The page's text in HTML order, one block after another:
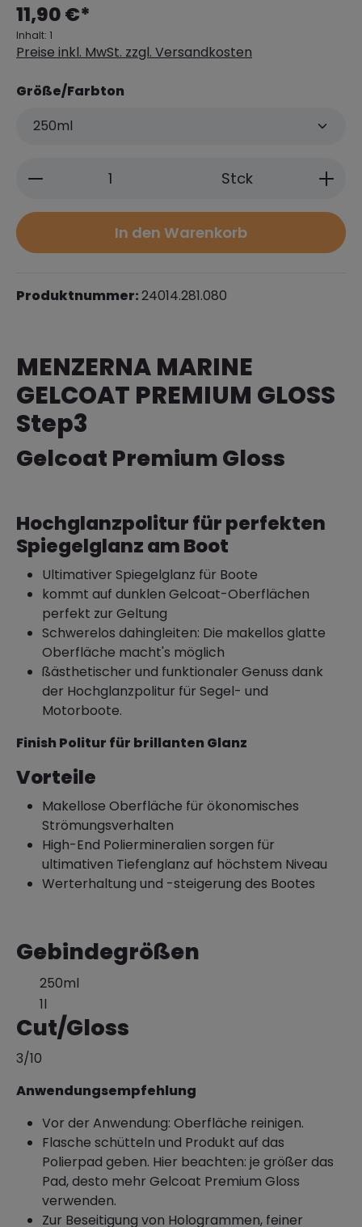
11,90 €*
Inhalt: 1
Preise inkl. MwSt. zzgl. Versandkosten
Größe/Farbton
Produkt Anzahl: Gib den
Stck
In den Warenkorb
Produktnummer:24014.281.080
MENZERNA MARINE
GELCOAT PREMIUM GLOSS
Step3
Gelcoat Premium Gloss
Hochglanzpolitur für perfekten
Spiegelglanz am Boot
Ultimativer Spiegelglanz für Boote
kommt auf dunklen Gelcoat-Oberflächen
perfekt zur Geltung
Schwerelos dahingleiten: Die makellos glatte
Oberfläche macht's möglich
ßästhetischer und funktionaler Genuss dank
der Hochglanzpolitur für Segel- und
Motorboote.
Finish Politur für brillanten Glanz
Vorteile
Makellose Oberfläche für ökonomisches
Strömungsverhalten
High-End Poliermineralien sorgen für
ultimativen Tiefenglanz auf höchstem Niveau
Werterhaltung und -steigerung des Bootes
Gebindegrößen
250ml
1l
Cut/Gloss
3/10
Anwendungsempfehlung
Vor der Anwendung: Oberfläche reinigen.
Flasche schütteln und Produkt auf das
Polierpad geben. Hier beachten: je größer das
Pad, desto mehr Gelcoat Premium Gloss
verwenden.
Zur Beseitigung von Hologrammen, feiner